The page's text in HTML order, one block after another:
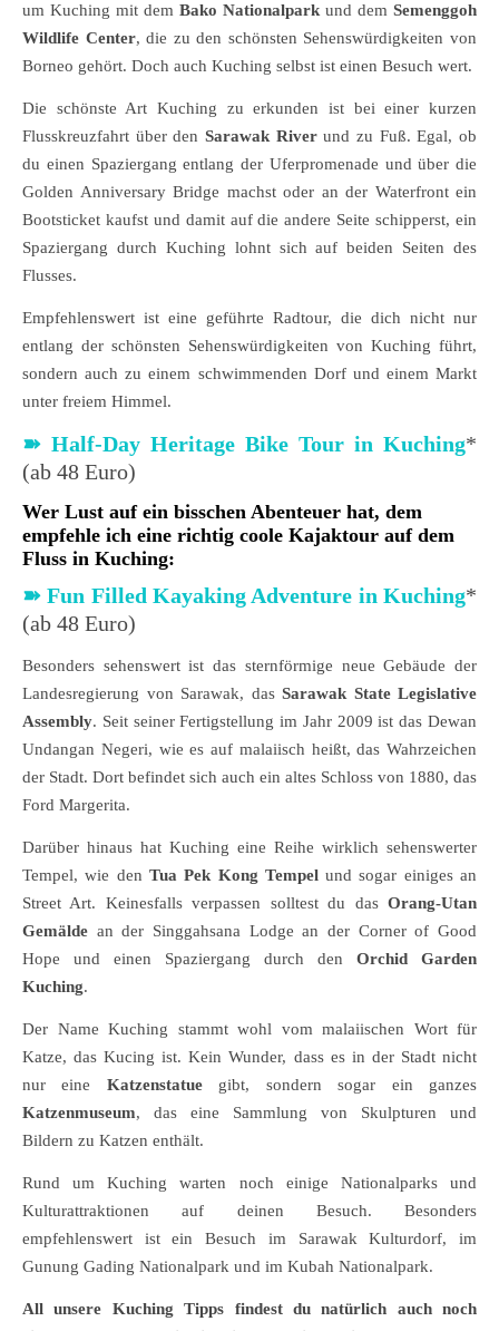
um Kuching mit dem Bako Nationalparkund dem Semenggoh
Wildlife Center, die zu den schönsten Sehenswürdigkeiten von
Borneo gehört. Doch auch Kuching selbst ist einen Besuch wert.
Die schönste Art Kuching zu erkunden ist bei einer kurzen
Flusskreuzfahrt über den Sarawak Riverund zu Fuß. Egal, ob
du einen Spaziergang entlang der Uferpromenade und über die
Golden Anniversary Bridge machst oder an der Waterfront ein
Bootsticket kaufst und damit auf die andere Seite schipperst, ein
Spaziergang durch Kuching lohnt sich auf beiden Seiten des
Flusses.
Empfehlenswert ist eine geführte Radtour, die dich nicht nur
entlang der schönsten Sehenswürdigkeiten von Kuching führt,
sondern auch zu einem schwimmenden Dorf und einem Markt
unter freiem Himmel.
➽ Half-Day Heritage Bike Tour in Kuching*
(ab 48 Euro)
Wer Lust auf ein bisschen Abenteuer hat, dem
empfehle ich eine richtig coole Kajaktour auf dem
Fluss in Kuching:
➽ Fun Filled Kayaking Adventure in Kuching*
(ab 48 Euro)
Besonders sehenswert ist das sternförmige neue Gebäude der
Landesregierung von Sarawak, das Sarawak State Legislative
Assembly. Seit seiner Fertigstellung im Jahr 2009 ist das Dewan
Undangan Negeri, wie es auf malaiisch heißt, das Wahrzeichen
der Stadt. Dort befindet sich auch ein altes Schloss von 1880, das
Ford Margerita.
Darüber hinaus hat Kuching eine Reihe wirklich sehenswerter
Tempel, wie den Tua Pek Kong Tempelund sogar einiges an
Street Art. Keinesfalls verpassen solltest du das Orang-Utan
Gemälde an der Singgahsana Lodge an der Corner of Good
Hope und einen Spaziergang durch den Orchid Garden
Kuching.
Der Name Kuching stammt wohl vom malaiischen Wort für
Katze, das Kucing ist. Kein Wunder, dass es in der Stadt nicht
nur eine Katzenstatuegibt, sondern sogar ein ganzes
Katzenmuseum, das eine Sammlung von Skulpturen und
Bildern zu Katzen enthält.
Rund um Kuching warten noch einige Nationalparks und
Kulturattraktionen auf deinen Besuch. Besonders
empfehlenswert ist ein Besuch im Sarawak Kulturdorf, im
Gunung Gading Nationalpark und im Kubah Nationalpark.
All unsere Kuching Tipps findest du natürlich auch noch